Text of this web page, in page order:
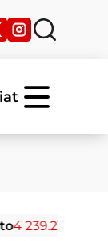
USD (-0.03%)